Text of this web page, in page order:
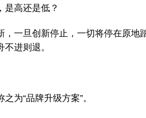
是高还是低？
，一旦创新停止，一切将停在原地
不进则退。
为“品牌升级方案”。